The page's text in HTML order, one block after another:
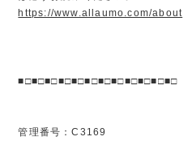
https://www.allaumo.com/about
■□■□■□■□■□■□■□■□■□■□■□■□
管理番号：C3169